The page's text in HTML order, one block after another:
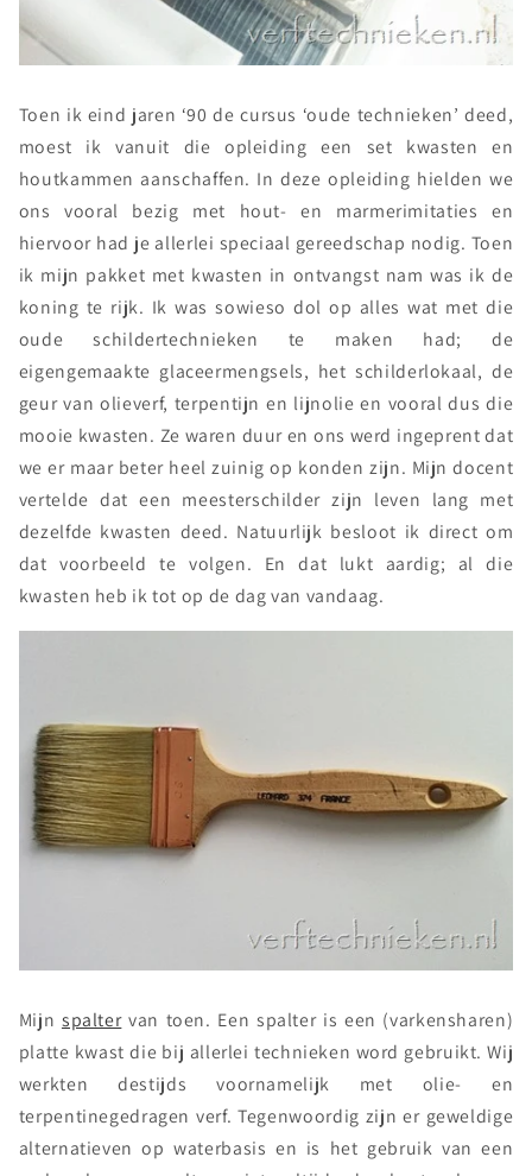
Toen ik eind jaren ‘90 de cursus ‘oude technieken’ deed,
moest ik vanuit die opleiding een set kwasten en
houtkammen aanschaffen. In deze opleiding hielden we
ons vooral bezig met hout- en marmerimitaties en
hiervoor had je allerlei speciaal gereedschap nodig. Toen
ik mijn pakket met kwasten in ontvangst nam was ik de
koning te rijk. Ik was sowieso dol op alles wat met die
oude schildertechnieken te maken had; de
eigengemaakte glaceermengsels, het schilderlokaal, de
geur van olieverf, terpentijn en lijnolie en vooral dus die
mooie kwasten. Ze waren duur en ons werd ingeprent dat
we er maar beter heel zuinig op konden zijn. Mijn docent
vertelde dat een meesterschilder zijn leven lang met
dezelfde kwasten deed. Natuurlijk besloot ik direct om
dat voorbeeld te volgen. En dat lukt aardig; al die
kwasten heb ik tot op de dag van vandaag.
Mijn spaltervan toen. Een spalter is een (varkensharen)
platte kwast die bij allerlei technieken word gebruikt. Wij
werkten destijds voornamelijk met olie- en
terpentinegedragen verf. Tegenwoordig zijn er geweldige
alternatieven op waterbasis en is het gebruik van een